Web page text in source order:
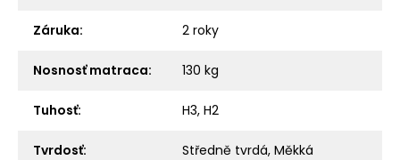
Záruka: 2 roky
Nosnosť matraca: 130 kg
Tuhosť: H3, H2
Tvrdosť: Středně tvrdá, Měkká